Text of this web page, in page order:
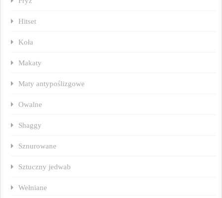
Hitset
Koła
Makaty
Maty antypoślizgowe
Owalne
Shaggy
Sznurowane
Sztuczny jedwab
Wełniane